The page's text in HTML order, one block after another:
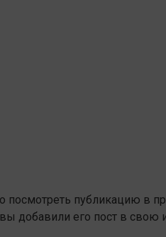
посмотреть публикацию в
добавили его пост в свою